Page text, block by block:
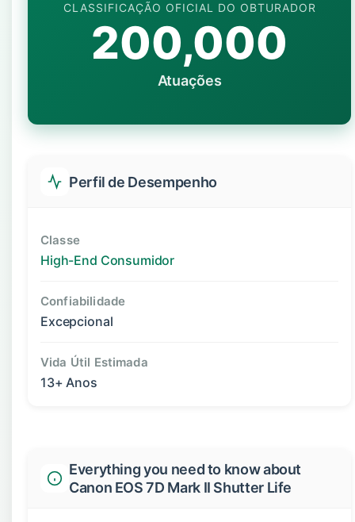
CLASSIFICAÇÃO OFICIAL DO OBTURADOR
200,000
Atuações
Perfil de Desempenho
Classe
High-End Consumidor
Confiabilidade
Excepcional
Vida Útil Estimada
13+ Anos
Everything you need to know about
Canon EOS 7D Mark II Shutter Life